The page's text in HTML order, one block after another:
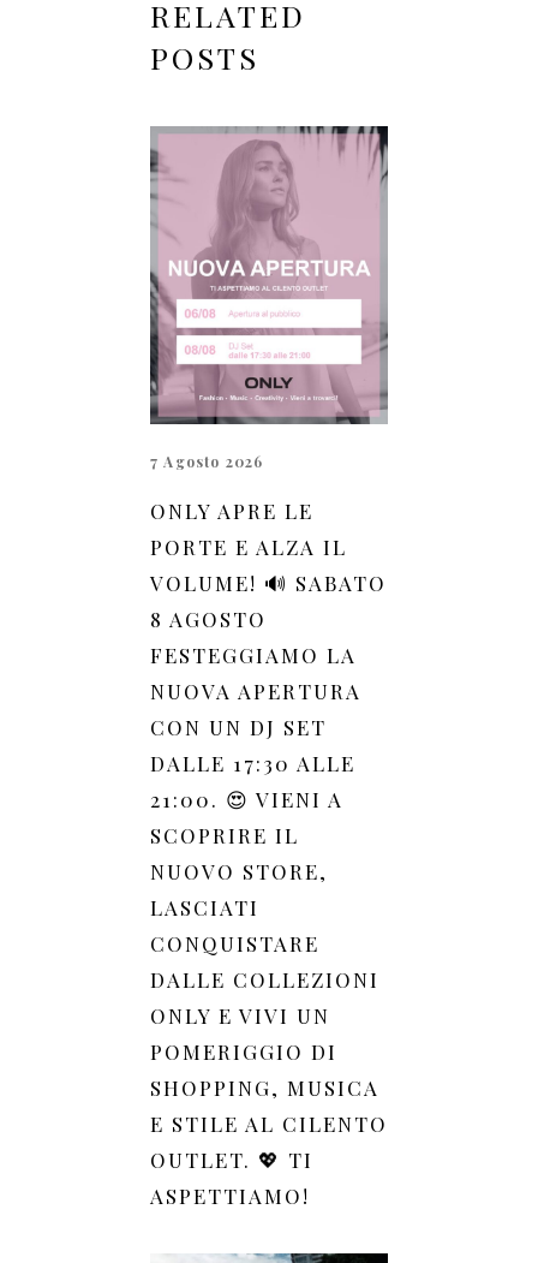
RELATED
POSTS
7 Agosto 2026
ONLY APRE LE
PORTE E ALZA IL
VOLUME! 🔊 SABATO
8 AGOSTO
FESTEGGIAMO LA
NUOVA APERTURA
CON UN DJ SET
DALLE 17:30 ALLE
21:00. 😍 VIENI A
SCOPRIRE IL
NUOVO STORE,
LASCIATI
CONQUISTARE
DALLE COLLEZIONI
ONLY E VIVI UN
POMERIGGIO DI
SHOPPING, MUSICA
E STILE AL CILENTO
OUTLET. 💖 TI
ASPETTIAMO!